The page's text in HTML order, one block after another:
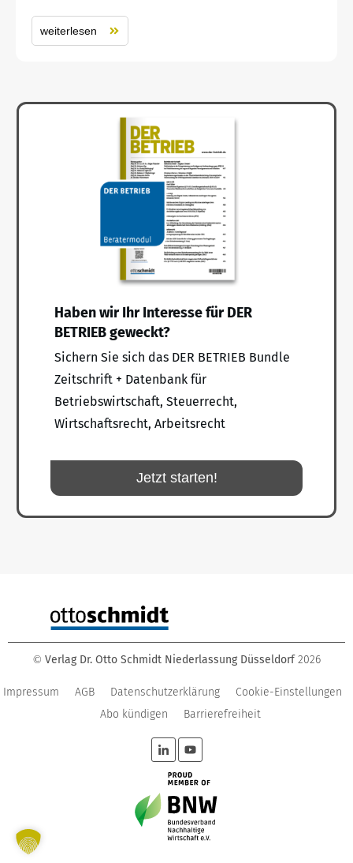
weiterlesen
Haben wir Ihr Interesse für DER
BETRIEB geweckt?
Sichern Sie sich das DER BETRIEB Bundle
Zeitschrift + Datenbank für
Betriebswirtschaft, Steuerrecht,
Wirtschaftsrecht, Arbeitsrecht
Jetzt starten!
© Verlag Dr. Otto Schmidt Niederlassung Düsseldorf 2026
Impressum AGB Datenschutzerklärung
Cookie-Einstellungen
Abo kündigen
Barrierefreiheit